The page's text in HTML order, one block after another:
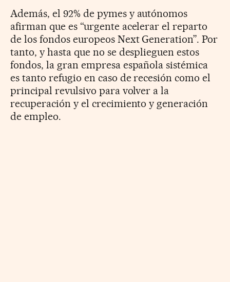
Además, el 92% de pymes y autónomos
afirman que es “urgente acelerar el reparto
de los fondos europeos Next Generation”. Por
tanto, y hasta que no se desplieguen estos
fondos, la gran empresa española sistémica
es tanto refugio en caso de recesión como el
principal revulsivo para volver a la
recuperación y el crecimiento y generación
de empleo.